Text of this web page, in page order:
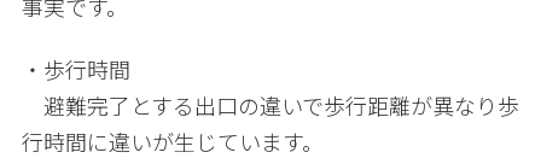
事実です。
・歩行時間
避難完了とする出口の違いで歩行距離が異なり歩
行時間に違いが生じています。